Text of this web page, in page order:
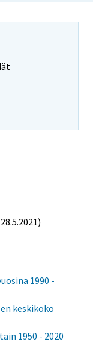
1990 -
keskikoko
1950 - 2020